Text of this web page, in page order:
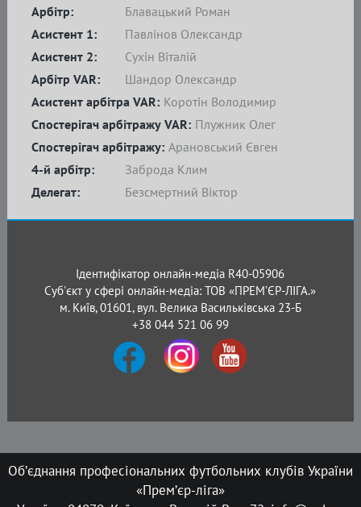
Арбітр:
Блавацький Роман
Асистент 1:
Павлінов Олександр
Асистент 2:
Сухін Віталій
4-й арбітр:
Заброда Клим
Делегат:
Безсмертний Віктор
Спостерігач арбітражу: Арановський Євген
Арбітр VAR:
Шандор Олександр
Асистент арбітра VAR: Коротін Володимир
Спостерігач арбітражу VAR: Плужник Олег
Ідентифікатор онлайн-медіа R40-05906
Суб'єкт у сфері онлайн-медіа: ТОВ «ПРЕМ’ЄР-ЛІГА.»
м. Київ, 01601, вул. Велика Васильківська 23-Б
+38 044 521 06 99
Об’єднання професіональних футбольних клубів України
«Прем’єр-ліга»